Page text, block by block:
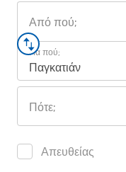
Από πού;
Για πού;
Παγκατιάν
Πότε;
Απευθείας